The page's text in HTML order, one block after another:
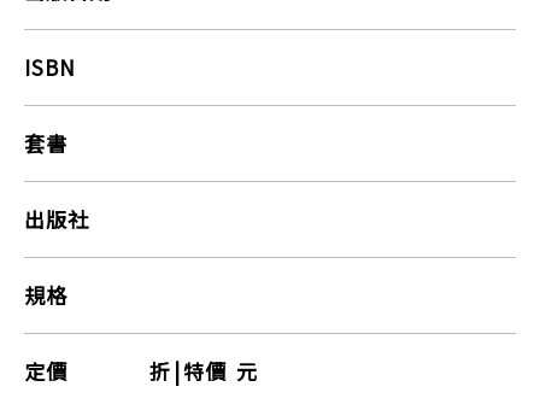
ISBN
套書
出版社
規格
定價 折 |特價 元